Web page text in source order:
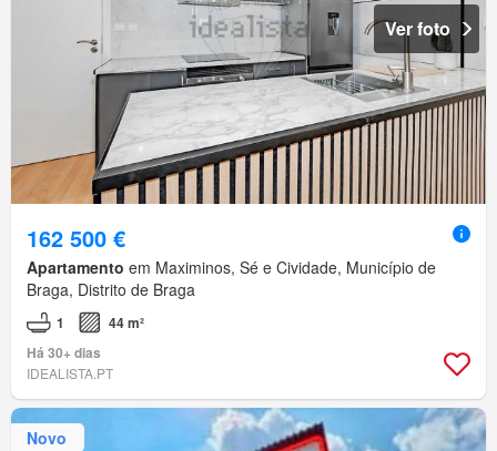
Ver foto
162 500 €
Apartamento em Maximinos, Sé e Cividade, Município de
Braga, Distrito de Braga
1
44 m²
Há 30+ dias
IDEALISTA.PT
Novo